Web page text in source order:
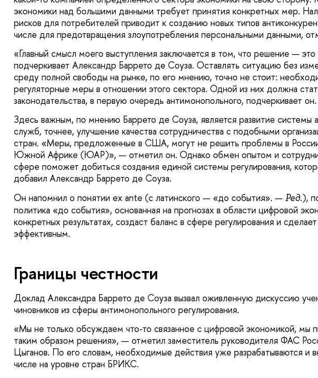
экономики над большими данными требует принятия конкретных мер.
рисков для потребителей приводит к созданию новых типов
числе для предотвращения злоупотребления персональными данными,
«Главный смысл моего выступления заключается в том, что решение —
подчеркивает Александр Баррето де Соуза. Оставлять ситуацию без
среду полной свободы на рынке, по его мнению, точно не стоит:
регуляторные меры в отношении этого сектора. Одной из них должна
законодательства, в первую очередь антимонопольного, подчеркивает он.
Здесь важным, по мнению Баррето де Соуза, является развитие системы
служб, точнее, улучшение качества сотрудничества с подобными
стран. «Меры, предложенные в США, могут не решить проблемы в
Южной Африке (ЮАР)», — отметил он. Однако обмен опытом и
сфере поможет добиться создания единой системы регулирования,
добавил Александр Баррето де Соуза.
Он напомнил о понятии ex ante (с латинского — «до события». — Ред.),
политика «до события», основанная на прогнозах в области цифровой
конкретных результатах, создаст баланс в сфере регулирования и
эффективным.
Границы честности
Доклад Александра Баррето де Соуза вызвал оживленную дискуссию
чиновников из сферы антимонопольного регулирования.
«Мы не только обсуждаем что-то связанное с цифровой экономикой, мы
таким образом решения», — отметил заместитель руководителя ФАС
Цыганов. По его словам, необходимые действия уже разрабатываются и
числе на уровне стран БРИКС.